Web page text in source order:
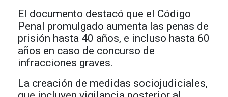
El documento destacó que el Código
Penal promulgado aumenta las penas de
prisión hasta 40 años, e incluso hasta 60
años en caso de concurso de
infracciones graves.
La creación de medidas sociojudiciales,